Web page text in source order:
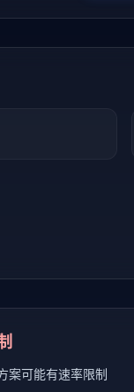
案可能有速率限制